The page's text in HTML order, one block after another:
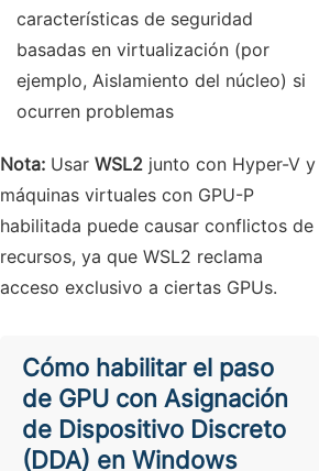
características de seguridad
basadas en virtualización (por
ejemplo, Aislamiento del núcleo) si
ocurren problemas
Nota: Usar WSL2 junto con Hyper-V y
máquinas virtuales con GPU-P
habilitada puede causar conflictos de
recursos, ya que WSL2 reclama
acceso exclusivo a ciertas GPUs.
Cómo habilitar el paso
de GPU con Asignación
de Dispositivo Discreto
(DDA) en Windows